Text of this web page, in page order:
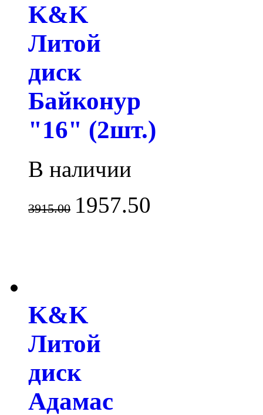
K&K
Литой
диск
Байконур
"16" (2шт.)
В наличии
3915.00 1957.50
K&K
Литой
диск
Адамас